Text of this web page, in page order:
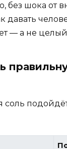
без шока от
давать
— а не
соль